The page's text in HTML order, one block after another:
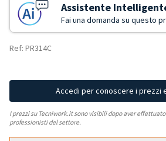
Assistente
Fai una domanda su questo
Ref: PR314C
Accedi per conoscere i prezzi
I prezzi su Tecniwork.it sono visibili dopo aver
professionisti del settore.